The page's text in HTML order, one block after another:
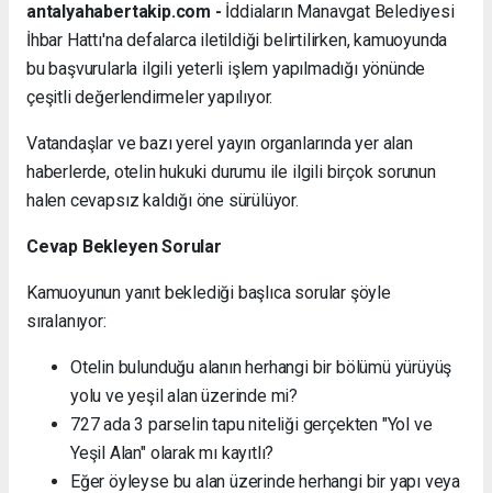
antalyahabertakip.com - İddiaların Manavgat Belediyesi
İhbar Hattı'na defalarca iletildiği belirtilirken, kamuoyunda
bu başvurularla ilgili yeterli işlem yapılmadığı yönünde
çeşitli değerlendirmeler yapılıyor.
Vatandaşlar ve bazı yerel yayın organlarında yer alan
haberlerde, otelin hukuki durumu ile ilgili birçok sorunun
halen cevapsız kaldığı öne sürülüyor.
Cevap Bekleyen Sorular
Kamuoyunun yanıt beklediği başlıca sorular şöyle
sıralanıyor:
Otelin bulunduğu alanın herhangi bir bölümü yürüyüş
yolu ve yeşil alan üzerinde mi?
727 ada 3 parselin tapu niteliği gerçekten "Yol ve
Yeşil Alan" olarak mı kayıtlı?
Eğer öyleyse bu alan üzerinde herhangi bir yapı veya